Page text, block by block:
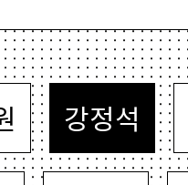
강정석